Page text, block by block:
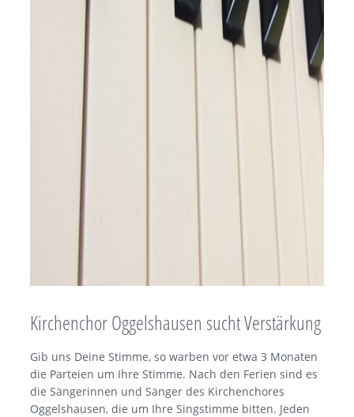
Kirchenchor Oggelshausen sucht Verstärkung
Gib uns Deine Stimme, so warben vor etwa 3 Monaten
die Parteien um Ihre Stimme. Nach den Ferien sind es
die Sängerinnen und Sänger des Kirchenchores
Oggelshausen, die um Ihre Singstimme bitten. Jeden